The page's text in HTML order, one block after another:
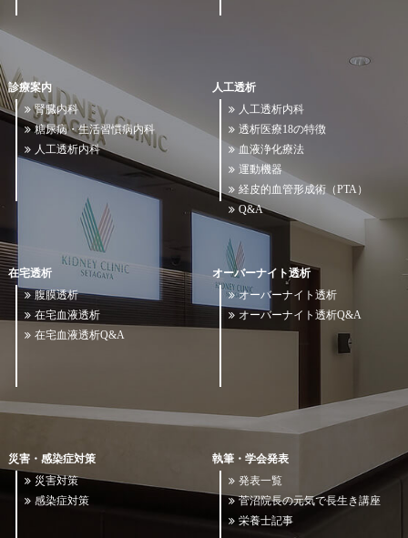
診療案内
腎臓内科
糖尿病・生活習慣病内科
人工透析内科
人工透析
人工透析内科
透析医療18の特徴
血液浄化療法
運動機器
経皮的血管形成術（PTA）
Q&A
在宅透析
腹膜透析
在宅血液透析
在宅血液透析Q&A
オーバーナイト透析
オーバーナイト透析
オーバーナイト透析Q&A
災害・感染症対策
災害対策
感染症対策
執筆・学会発表
発表一覧
菅沼院長の元気で長生き講座
栄養士記事